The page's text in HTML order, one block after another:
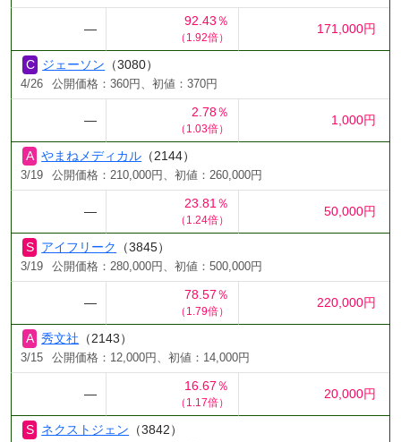
―
92.43％
（1.92倍）
171,000円
ジェーソン （3080）
4/26 公開価格：360円、初値：370円
―
2.78％
（1.03倍）
1,000円
やまねメディカル （2144）
3/19 公開価格：210,000円、初値：260,000円
―
23.81％
（1.24倍）
50,000円
アイフリーク （3845）
3/19 公開価格：280,000円、初値：500,000円
―
78.57％
（1.79倍）
220,000円
秀文社 （2143）
3/15 公開価格：12,000円、初値：14,000円
―
16.67％
（1.17倍）
20,000円
ネクストジェン （3842）